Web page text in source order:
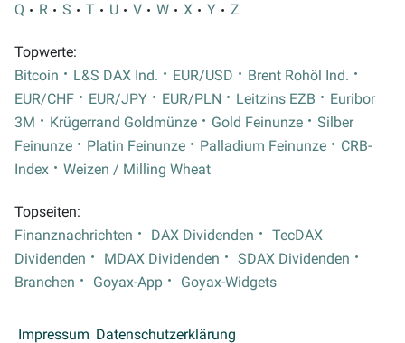
Q
R S T U V W X Y Z
Topwerte:
Bitcoin
L&S DAX Ind. EUR/USD
Brent Rohöl Ind.
EUR/CHF
EUR/JPY EUR/PLN Leitzins EZB
Euribor
3M
Krügerrand Goldmünze Gold Feinunze
Silber
Feinunze
Platin Feinunze Palladium Feinunze
CRB-
Index
Weizen / Milling Wheat
Topseiten:
Finanznachrichten
DAX Dividenden
TecDAX
Dividenden
MDAX Dividenden
SDAX Dividenden
Branchen
Goyax-App Goyax-Widgets
Impressum Datenschutzerklärung